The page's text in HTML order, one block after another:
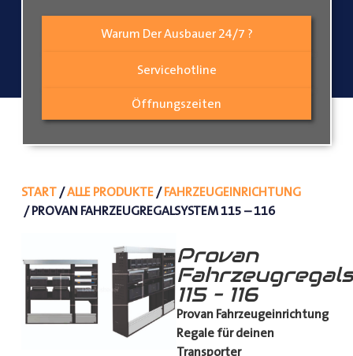
Warum Der Ausbauer 24/7 ?
Servicehotline
Öffnungszeiten
START/ALLE PRODUKTE/FAHRZEUGEINRICHTUNG
/ PROVAN FAHRZEUGREGALSYSTEM 115 – 116
Provan
115 – 116
Provan Fahrzeugeinrichtung
Regale für deinen
Transporter